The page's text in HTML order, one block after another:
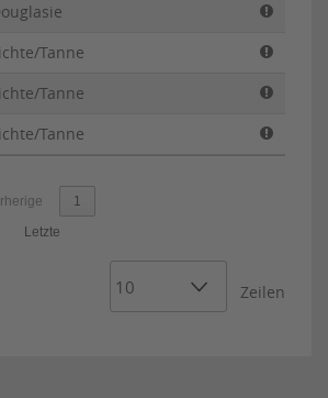
Tanne
Tanne
Tanne
1
Letzte
Zeilen